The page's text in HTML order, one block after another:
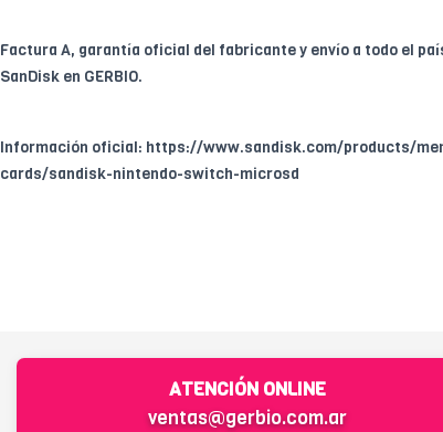
Factura A, garantía oficial del fabricante y envío a todo el
SanDisk en GERBIO.
Información oficial: https://www.sandisk.com/products/
cards/sandisk-nintendo-switch-microsd
ATENCIÓN ONLINE
ventas@gerbio.com.ar